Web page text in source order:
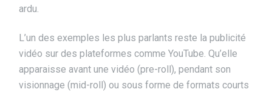
ardu.
L’un des exemples les plus parlants reste la publicité
vidéo sur des plateformes comme YouTube. Qu’elle
apparaisse avant une vidéo (pre-roll), pendant son
visionnage (mid-roll) ou sous forme de formats courts